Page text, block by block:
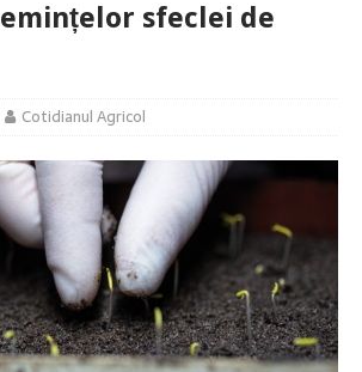
sfeclei de
Cotidianul Agricol